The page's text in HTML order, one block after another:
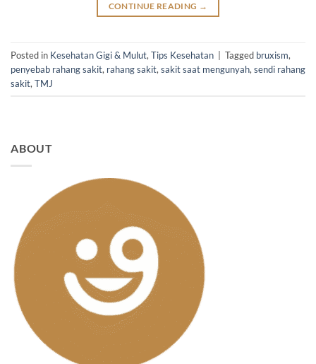
CONTINUE READING →
Posted in Kesehatan Gigi & Mulut, Tips Kesehatan Tagged bruxism,
penyebab rahang sakit, rahang sakit, sakit saat mengunyah, sendi rahang
sakit, TMJ
ABOUT